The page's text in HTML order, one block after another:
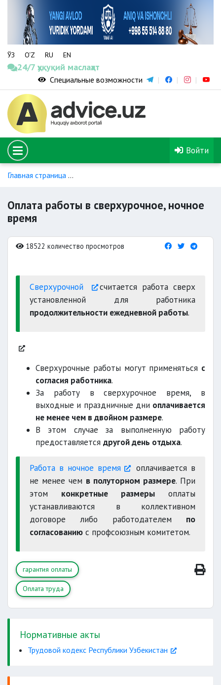
ЎЗ O‘Z RU EN
24/7 ҳуқуқий маслаҳат
Специальные возможности
Войти
Главная страница
Оплата работы в сверхурочное, ночное
время
18522 количество просмотров
Сверхурочной
считается работа сверх
установленной для работника
продолжительности ежедневной работы.
Сверхурочные работы могут применяться с
согласия работника.
За работу в сверхурочное время, в
выходные и праздничные дни оплачивается
не менее чем в двойном размере.
В этом случае за выполненную работу
предоставляется другой день отдыха.
Работа в ночное время
оплачивается в
не менее чем в полуторном размере. При
этом конкретные размеры оплаты
устанавливаются в коллективном
договоре либо работодателем по
согласованию с профсоюзным комитетом.
гарантия оплаты
Оплата труда
Нормативные акты
Трудовой кодекс Республики Узбекистан